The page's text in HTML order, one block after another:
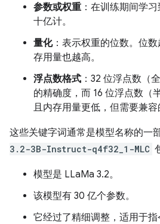
参数或权重 ：在训练期间学
十亿计。
量化：表示权重的位数。位
存用量也越高。
浮点数格式 ：32 位浮点数（
的精确度，而 16 位浮点数（
且内存用量更低，但需要兼容
这些关键字词通常是模型名称的一
3.2-3B-Instruct-q4f32_1-MLC
模型是 LLaMa 3.2。
该模型有 30 亿个参数。
它经过了精细调整，适用于